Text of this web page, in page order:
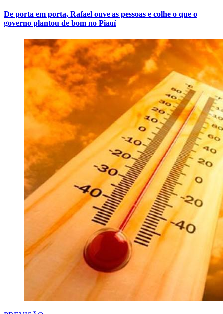
De porta em porta, Rafael ouve as pessoas e colhe o que o
governo plantou de bom no Piauí